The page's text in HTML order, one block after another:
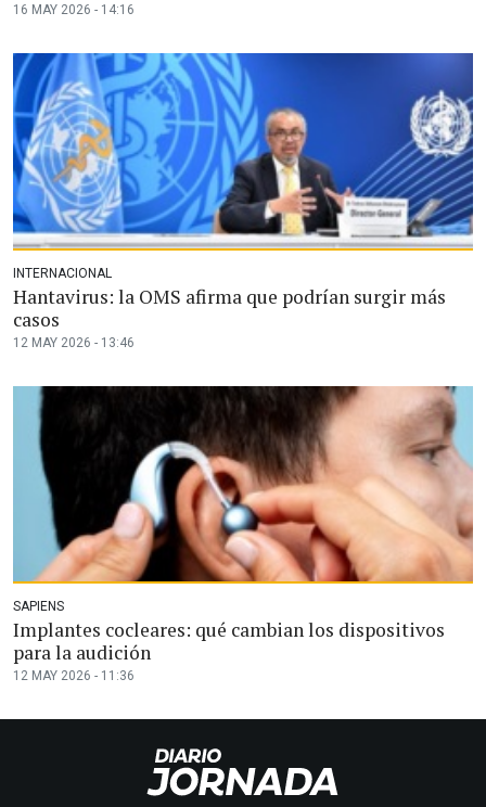
16 MAY 2026 - 14:16
INTERNACIONAL
Hantavirus: la OMS afirma que podrían surgir más
casos
12 MAY 2026 - 13:46
SAPIENS
Implantes cocleares: qué cambian los dispositivos
para la audición
12 MAY 2026 - 11:36